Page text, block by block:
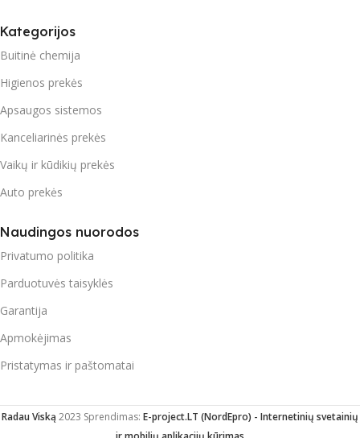
Kategorijos
Buitinė chemija
Higienos prekės
Apsaugos sistemos
Kanceliarinės prekės
Vaikų ir kūdikių prekės
Auto prekės
Naudingos nuorodos
Privatumo politika
Parduotuvės taisyklės
Garantija
Apmokėjimas
Pristatymas ir paštomatai
Radau Viską 2023 Sprendimas: E-project.LT (NordEpro) - Internetinių svetainių